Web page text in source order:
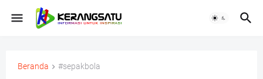
Beranda #sepakbola